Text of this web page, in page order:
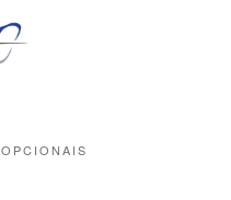
OPCIONAIS